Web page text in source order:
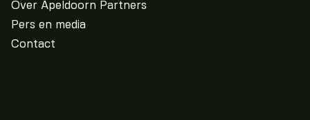
Over Apeldoorn Partners
Pers en media
Contact